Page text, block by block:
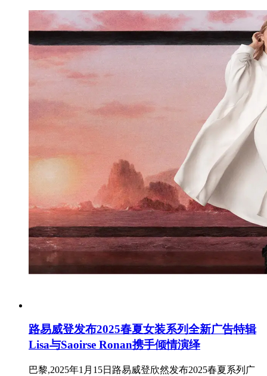
路易威登发布2025春夏女装系列全新广告特辑
Lisa与Saoirse Ronan携手倾情演绎
巴黎,2025年1月15日路易威登欣然发布2025春夏系列广